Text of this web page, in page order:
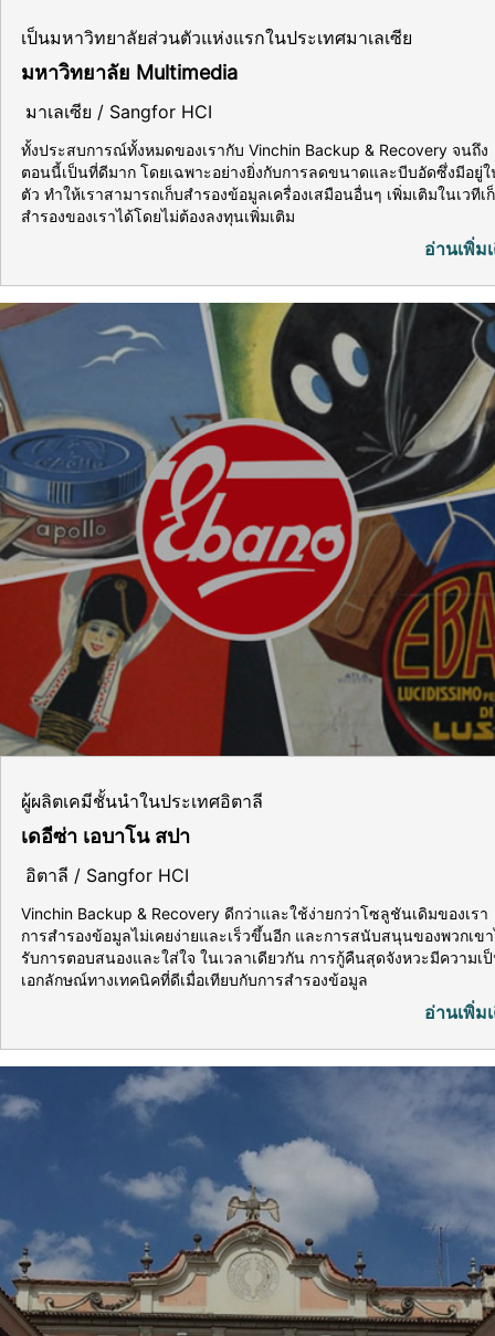
เป็นมหาวิทยาลัยส่วนตัวแห่งแรกในประเทศมาเลเซีย
มหาวิทยาลัย Multimedia
มาเลเซีย / Sangfor HCI
ทั้งประสบการณ์ทั้งหมดของเรากับ Vinchin Backup & Recovery จนถึง
ตอนนี้เป็นที่ดีมาก โดยเฉพาะอย่างยิ่งกับการลดขนาดและบีบอัดซึ่งมีอยู่
ตัว ทำให้เราสามารถเก็บสำรองข้อมูลเครื่องเสมือนอื่นๆ เพิ่มเติมในเวทีเ
สำรองของเราได้โดยไม่ต้องลงทุนเพิ่มเติม
อ่านเพิ่ม
ผู้ผลิตเคมีชั้นนำในประเทศอิตาลี
เดอีซ่า เอบาโน สปา
อิตาลี / Sangfor HCI
Vinchin Backup & Recovery ดีกว่าและใช้ง่ายกว่าโซลูชันเดิมของเรา
การสำรองข้อมูลไม่เคยง่ายและเร็วขึ้นอีก และการสนับสนุนของพวกเข
รับการตอบสนองและใส่ใจ ในเวลาเดียวกัน การกู้คืนสุดจังหวะมีความเ
เอกลักษณ์ทางเทคนิคที่ดีเมื่อเทียบกับการสำรองข้อมูล
อ่านเพิ่ม